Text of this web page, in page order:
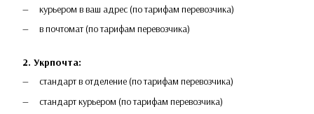
курьером в ваш адрес (по тарифам перевозчика)
в почтомат (по тарифам перевозчика)
2. Укрпочта:
стандарт в отделение (по тарифам перевозчика)
стандарт курьером (по тарифам перевозчика)